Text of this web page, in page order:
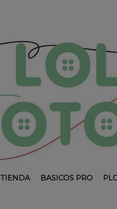
TIENDA BASICOS PRO